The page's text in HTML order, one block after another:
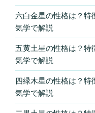
六白金星の性格は？特
気学で解説
五黄土星の性格は？特
気学で解説
四緑木星の性格は？特
気学で解説